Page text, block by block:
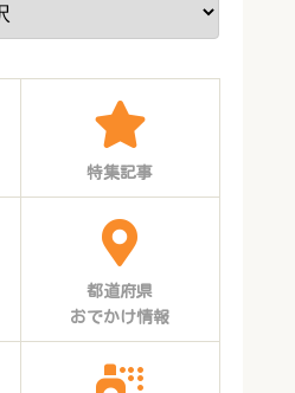
特集記事
都道府県
おでかけ情報